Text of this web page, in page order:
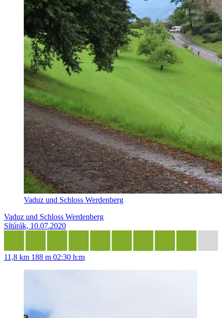
Vaduz und Schloss Werdenberg
Vaduz und Schloss Werdenberg
Sítúrák, 10.07.2020
11,8 km 188 m 02:30 h:m